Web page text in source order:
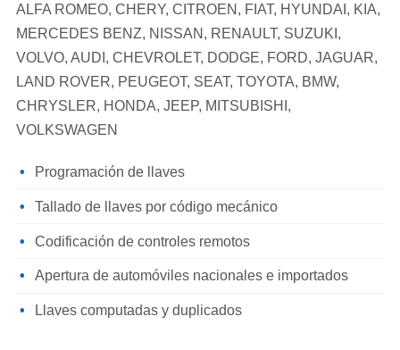
ALFA ROMEO, CHERY, CITROEN, FIAT, HYUNDAI, KIA,
MERCEDES BENZ, NISSAN, RENAULT, SUZUKI,
VOLVO, AUDI, CHEVROLET, DODGE, FORD, JAGUAR,
LAND ROVER, PEUGEOT, SEAT, TOYOTA, BMW,
CHRYSLER, HONDA, JEEP, MITSUBISHI,
VOLKSWAGEN
Programación de llaves
Tallado de llaves por código mecánico
Codificación de controles remotos
Apertura de automóviles nacionales e importados
Llaves computadas y duplicados